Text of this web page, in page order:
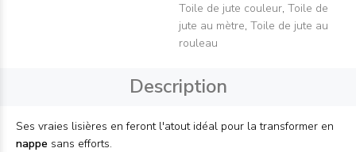
Toile de jute couleur, Toile de
jute au mètre, Toile de jute au
rouleau
Description
Ses vraies lisières en feront l'atout idéal pour la transformer en
nappe sans efforts.